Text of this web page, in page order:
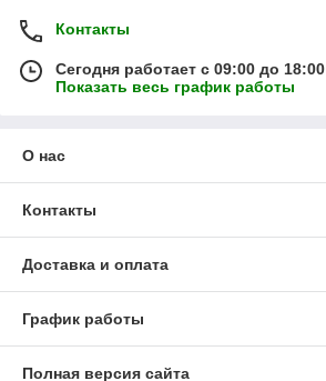
Контакты
Сегодня работает с 09:00 до 18:00
Показать весь график работы
О нас
Контакты
Доставка и оплата
График работы
Полная версия сайта